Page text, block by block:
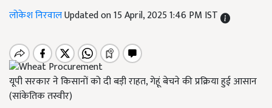
लोकेश निरवालUpdated on 15 April, 2025 1:46 PM IST
यूपी सरकार ने किसानों को दी बड़ी राहत, गेहूं बेचने की प्रक्रिया हुई आसान
(सांकेतिक तस्वीर)